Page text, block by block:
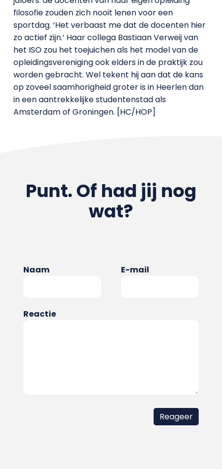
filosofie zouden zich nooit lenen voor een
sportdag. ‘Het verbaast me dat de docenten hier
zo actief zijn.’ Haar collega Bastiaan Verweij van
het ISO zou het toejuichen als het model van de
opleidingsvereniging ook elders in de praktijk zou
worden gebracht. Wel tekent hij aan dat de kans
op zoveel saamhorigheid groter is in Heerlen dan
in een aantrekkelijke studentenstad als
Amsterdam of Groningen. [HC/HOP]
Punt. Of had jij nog
wat?
Naam E-mail
Reactie